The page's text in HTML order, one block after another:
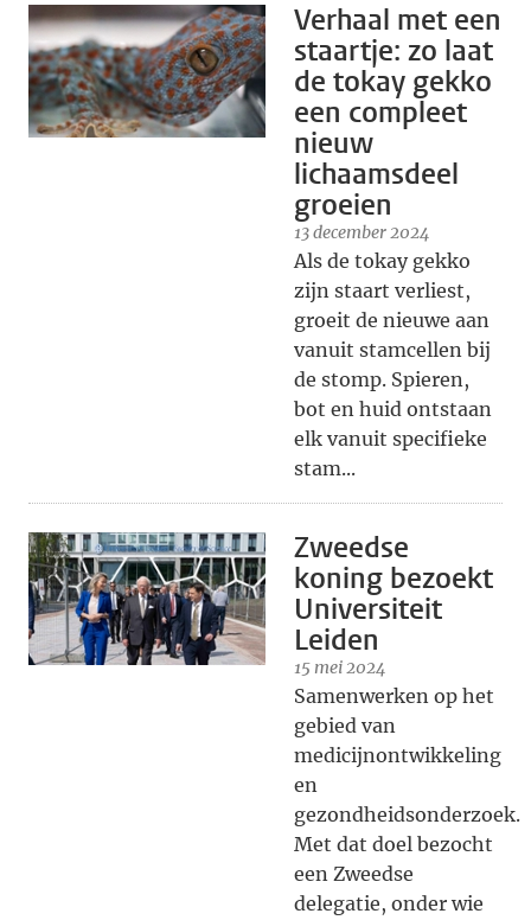
Verhaal met een
staartje: zo laat
de tokay gekko
een compleet
nieuw
lichaamsdeel
groeien
13 december 2024
Als de tokay gekko
zijn staart verliest,
groeit de nieuwe aan
vanuit stamcellen bij
de stomp. Spieren,
bot en huid ontstaan
elk vanuit specifieke
stam...
Zweedse
koning bezoekt
Universiteit
Leiden
15 mei 2024
Samenwerken op het
gebied van
medicijnontwikkeling
en
gezondheidsonderzoek.
Met dat doel bezocht
een Zweedse
delegatie, onder wie